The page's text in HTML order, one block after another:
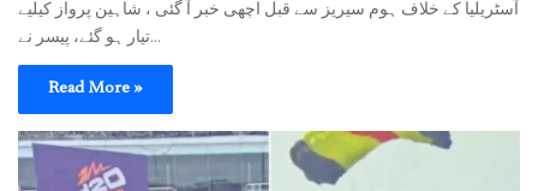
آسٹریلیا کے خلاف ہوم سیریز سے قبل اچھی خبر آ گئی ، شاہین پرواز کیلیے
تیار ہو گئے، پیسر نے…
Read More »